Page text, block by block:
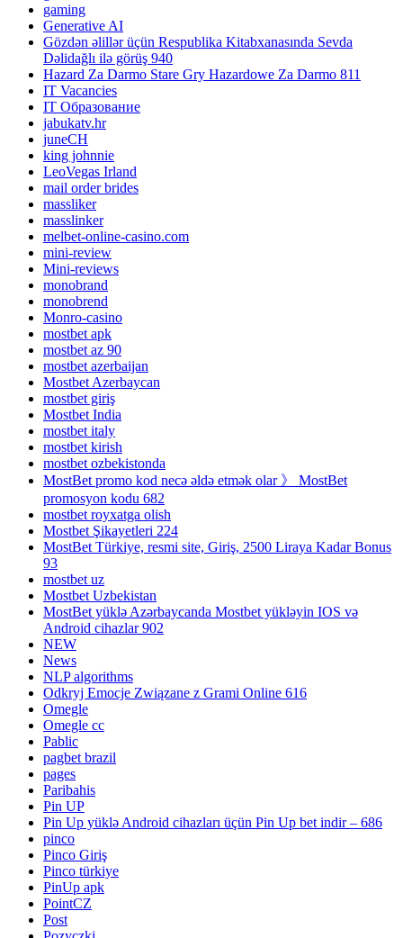
gaming
Generative AI
Gözdən əlillər üçün Respublika Kitabxanasında Sevda
Dəlidağlı ilə görüş 940
Hazard Za Darmo Stare Gry Hazardowe Za Darmo 811
IT Vacancies
IT Образование
jabukatv.hr
juneCH
king johnnie
LeoVegas Irland
mail order brides
massliker
masslinker
melbet-online-casino.com
mini-review
Mini-reviews
monobrand
monobrend
Monro-casino
mostbet apk
mostbet az 90
mostbet azerbaijan
Mostbet Azerbaycan
mostbet giriş
Mostbet India
mostbet italy
mostbet kirish
mostbet ozbekistonda
MostBet promo kod necə əldə etmək olar 》 MostBet
promosyon kodu 682
mostbet royxatga olish
Mostbet Şikayetleri 224
MostBet Türkiye, resmi site, Giriş, 2500 Liraya Kadar Bonus
93
mostbet uz
Mostbet Uzbekistan
MostBet yüklə Azərbaycanda Mostbet yükləyin IOS və
Android cihazlar 902
NEW
News
NLP algorithms
Odkryj Emocje Związane z Grami Online 616
Omegle
Omegle cc
Pablic
pagbet brazil
pages
Paribahis
Pin UP
Pin Up yüklə Android cihazları üçün Pin Up bet indir – 686
pinco
Pinco Giriş
Pinco türkiye
PinUp apk
PointCZ
Post